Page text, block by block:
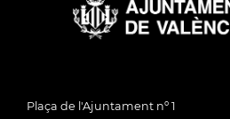
Plaça de l'Ajuntament nº 1